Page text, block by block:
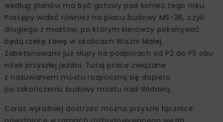
według planów ma być gotowy pod koniec tego roku.
Postępy widać również na placu budowy MS-36, czyli
drugiego z mostów, po którym kierowcy pokonywać
będą rzekę Ławę w okolicach Wiszni Małej.
Zabetonowano już słupy na podporach od P2 do P5 obu
nitek przyszłej jezdni. Tutaj prace związane
z nasuwaniem mostu rozpoczną się dopiero
po zakończeniu budowy mostu nad Widawą.
Coraz wyraźniej dostrzec można przyszłe łącznice